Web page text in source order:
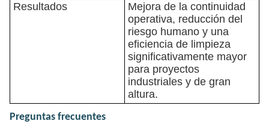
Resultados
Mejora de la continuidad
operativa, reducción del
riesgo humano y una
eficiencia de limpieza
significativamente mayor
para proyectos
industriales y de gran
altura.
Preguntas frecuentes